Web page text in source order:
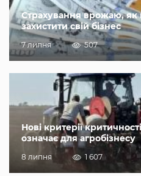
Страхування врожаю, як
захистити свій бізнес
7 липня 507
Нові критерії
означає для агробізнесу
8 липня 1 607